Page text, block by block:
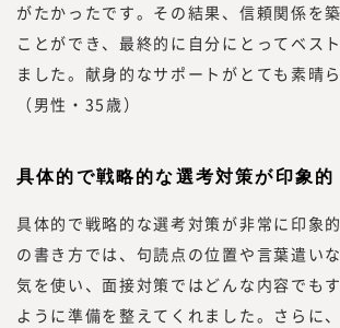
がたかったです。その結果、信頼関係を
ことができ、最終的に自分にとってベス
ました。献身的なサポートがとても素晴
（男性・35歳）
具体的で戦略的な選考対策が印象的
具体的で戦略的な選考対策が非常に印象
の書き方では、句読点の位置や言葉遣い
気を使い、面接対策ではどんな内容でも
ように準備を整えてくれました。さらに